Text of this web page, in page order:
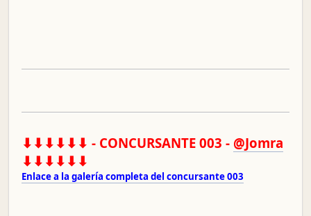
⬇⬇⬇⬇⬇⬇ - CONCURSANTE 003 - @Jomra
⬇⬇⬇⬇⬇⬇
Enlace a la galería completa del concursante 003